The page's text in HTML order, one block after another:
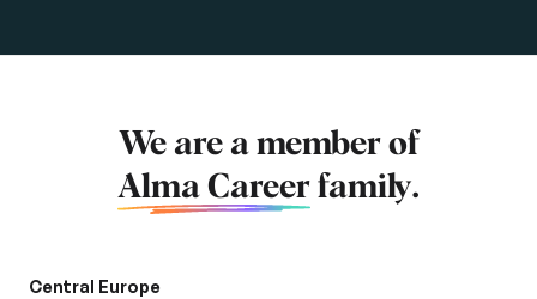
We are a member of
Alma Career family.
Central Europe